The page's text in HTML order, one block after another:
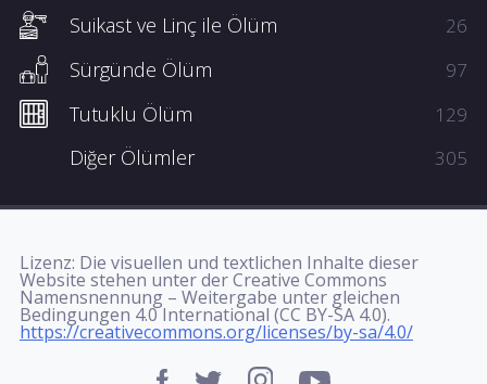
Suikast ve Linç ile Ölüm 26
Sürgünde Ölüm 97
Tutuklu Ölüm 129
Diğer Ölümler 305
Lizenz: Die visuellen und textlichen Inhalte dieser
Website stehen unter der Creative Commons
Namensnennung – Weitergabe unter gleichen
Bedingungen 4.0 International (CC BY-SA 4.0).
https://creativecommons.org/licenses/by-sa/4.0/